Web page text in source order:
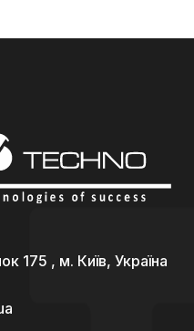
175 , м. Київ, Україна